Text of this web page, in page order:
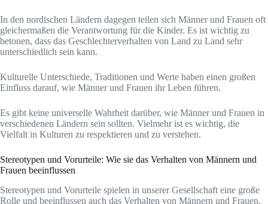
In den nordischen Ländern dagegen teilen sich Männer und Frauen oft
gleichermaßen die Verantwortung für die Kinder. Es ist wichtig zu
betonen, dass das Geschlechterverhalten von Land zu Land sehr
unterschiedlich sein kann.
Kulturelle Unterschiede, Traditionen und Werte haben einen großen
Einfluss darauf, wie Männer und Frauen ihr Leben führen.
Es gibt keine universelle Wahrheit darüber, wie Männer und Frauen in
verschiedenen Ländern sein sollten. Vielmehr ist es wichtig, die
Vielfalt in Kulturen zu respektieren und zu verstehen.
Stereotypen und Vorurteile: Wie sie das Verhalten von Männern und
Frauen beeinflussen
Stereotypen und Vorurteile spielen in unserer Gesellschaft eine große
Rolle und beeinflussen auch das Verhalten von Männern und Frauen.